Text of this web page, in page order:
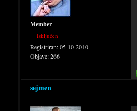
Member
Isključen
Registriran:05-10-2010
Objave:266
sejmen